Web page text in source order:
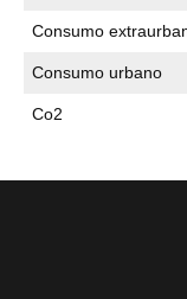
Consumo
Consumo urbano
Co2